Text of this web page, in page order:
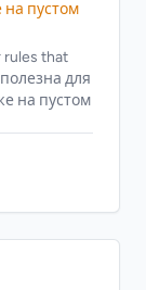
на пустом
rules that
для
на пустом